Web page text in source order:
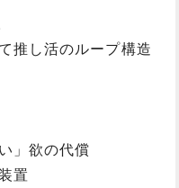
推し活のループ構造
」欲の代償
置